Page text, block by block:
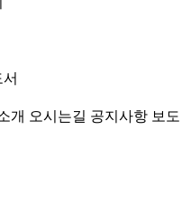
개 오시는길 공지사항 보도